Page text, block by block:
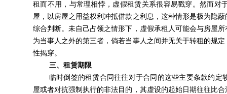
租而不用，与常理相悖，虚假租赁关系很容易戳穿。然而
屋，以房屋之用益权利冲抵借款之利息，这种情形是极为隐
综合判断。未自己占领之情形下，虚假承租人可能会与房屋
为当事人之外的第三者，倘若当事人之间并无关于转租的规
性揭穿。
三、 租赁期限
临时倒签的租赁合同往往对于合同的这些主要条款约
屋或者对抗强制执行的非法目的，其虚设的起始日期往往比